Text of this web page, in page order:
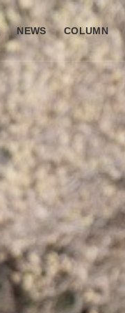
NEWS COLUMN